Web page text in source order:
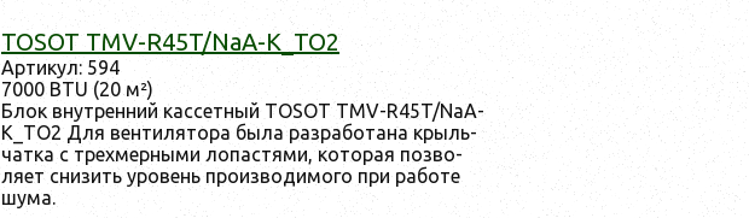
TOSOT TMV-R45T/NaA-K_TO2
Ар­ти­кул: 594
7000 BTU (20 м²)
Блок внут­ренний кас­сетный TOSOT TMV-R45T/NaA-
K_TO2 Для вен­ти­лято­ра бы­ла раз­ра­бота­на крыль­
чат­ка с трех­мерны­ми ло­пас­тя­ми, ко­торая поз­во­
ля­ет сни­зить уро­вень про­из­во­димо­го при ра­боте
шу­ма.